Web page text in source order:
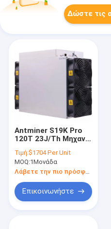
Δώστε τις
Antminer S19K Pro
120T 23J/Th Μηχανή
S19K Pro 115T
Τιμή:$1704 Per Unit
MOQ:1Μονάδα
Λάβετε την πιο πρόσφατη τιμή
Επικοινωνήστε